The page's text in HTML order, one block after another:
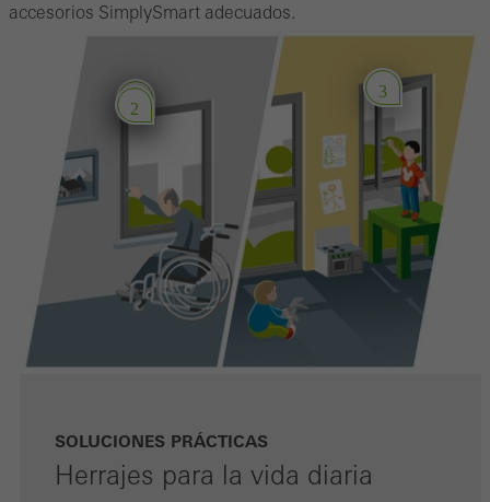
accesorios SimplySmart adecuados.
1
2
3
SOLUCIONES PRÁCTICAS
Herrajes para la vida diaria